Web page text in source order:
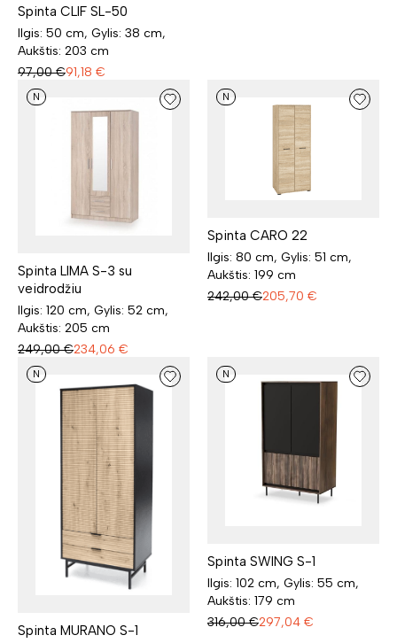
Spinta CLIF SL-50
Ilgis: 50 cm, Gylis: 38 cm,
Aukštis: 203 cm
97,00 €91,18 €
N
Spinta LIMA S-3 su
veidrodžiu
Ilgis: 120 cm, Gylis: 52 cm,
Aukštis: 205 cm
249,00 €234,06 €
N
Spinta CARO 22
Ilgis: 80 cm, Gylis: 51 cm,
Aukštis: 199 cm
242,00 €205,70 €
N
Spinta MURANO S-1
N
Spinta SWING S-1
Ilgis: 102 cm, Gylis: 55 cm,
Aukštis: 179 cm
316,00 €297,04 €